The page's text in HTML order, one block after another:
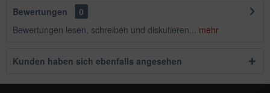
Bewertungen
0
Bewertungen lesen, schreiben und diskutieren... mehr
Kunden haben sich ebenfalls angesehen